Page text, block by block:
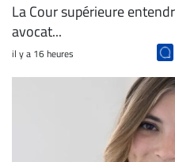
La Cour supérieure
avocat...
il y a 16 heures